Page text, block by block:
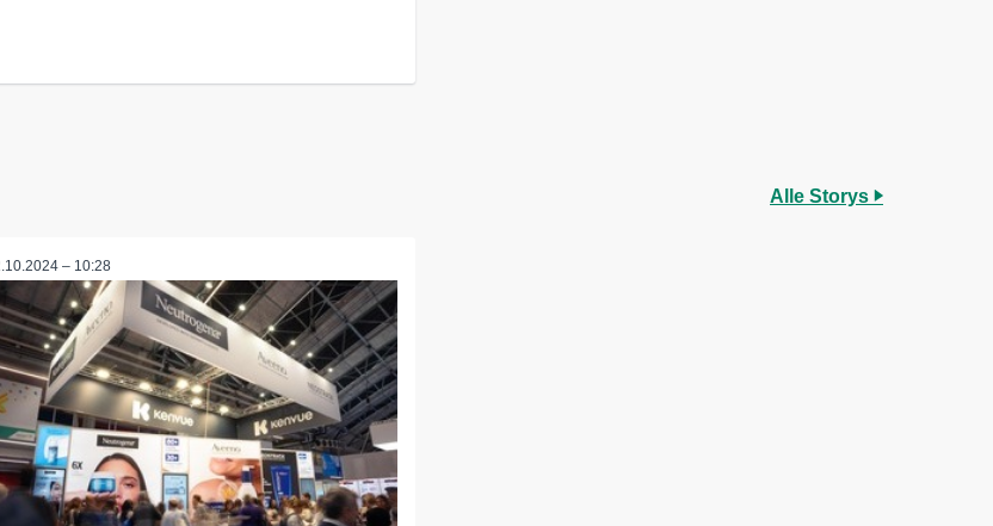
Alle Storys
– 10:28